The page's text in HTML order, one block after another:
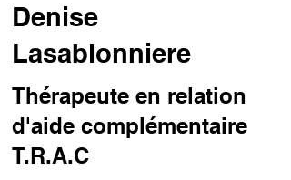
Denise
Lasablonniere
Thérapeute en relation
d'aide complémentaire
T.R.A.C